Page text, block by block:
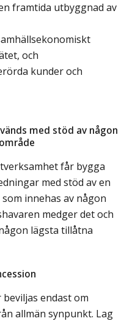
framtida utbyggnad av
och
kunder och
med stöd av någon
får bygga
med stöd av en
innehas av någon
medger det och
lägsta tillåtna
endast om
allmän synpunkt. Lag